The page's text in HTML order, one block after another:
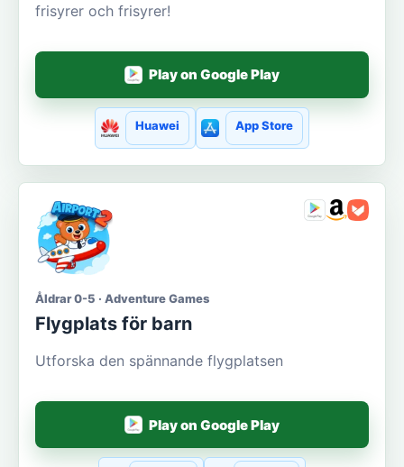
frisyrer och frisyrer!
Play on Google Play
Huawei App Store
Åldrar 0-5 · Adventure Games
Flygplats för barn
Utforska den spännande flygplatsen
Play on Google Play